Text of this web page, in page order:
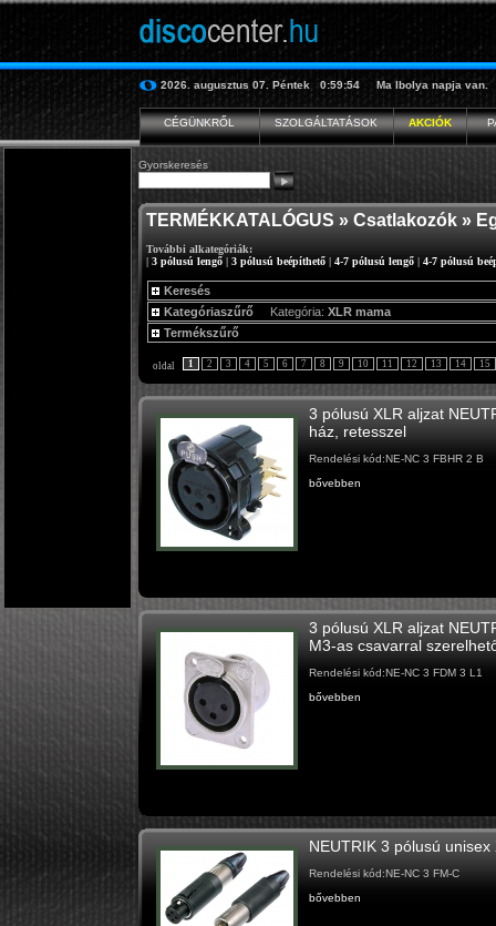
2026. augusztus 07. Péntek0:59:55Ma Ibolya napja van.
CÉGÜNKRŐL SZOLGÁLTATÁSOK AKCIÓK
Gyorskeresés
TERMÉKKATALÓGUS » Csatlakozók »
További alkategóriák:
| 3 pólusú lengő | 3 pólusú beépíthető | 4-7 pólusú lengő | 4-7 pólusú
Keresés
Kategóriaszűrő Kategória: XLR mama
Termékszűrő
oldal 1 2 3 4 5 6 7 8 9 10 11 12 13 14 15
3 pólusú XLR aljzat
ház, retesszel
Rendelési kód:NE-NC 3 FBHR 2 B
bővebben
3 pólusú XLR aljzat
M3-as csavarral
Rendelési kód:NE-NC 3 FDM 3 L1
bővebben
NEUTRIK 3 pólusú
Rendelési kód:NE-NC 3 FM-C
bővebben